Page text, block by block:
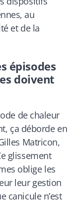
au
et de la
épisodes
doivent
de chaleur
ça déborde en
Matricon,
glissement
oblige les
leur gestion
canicule n’est